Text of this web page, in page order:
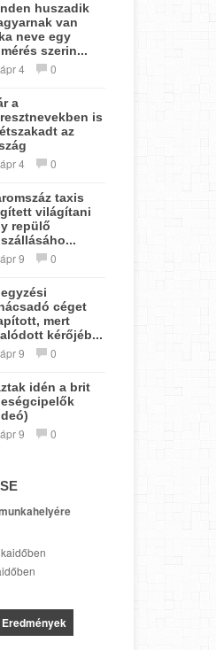
huszadik
van
neve egy
szerin...
ápr 4 0
a
is
az
ápr 4 0
taxis
világítani
repülő
ápr 9 0
céget
mert
kérőjéb...
ápr 9 0
idén a brit
ápr 9 0
Eredmények